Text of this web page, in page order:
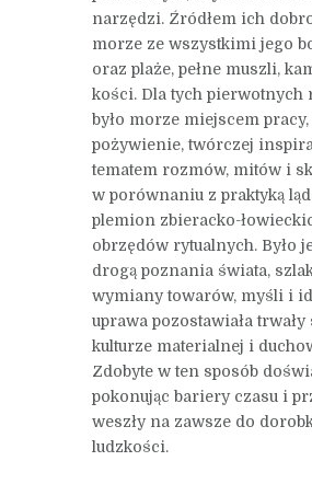
narzędzi. Źródłem ich
morze ze wszystkimi jego
oraz plaże, pełne muszli,
kości. Dla tych pierwotnych
było morze miejscem pracy,
pożywienie, twórczej
tematem rozmów, mitów i
w porównaniu z praktyką
plemion zbieracko-
obrzędów rytualnych. Było
drogą poznania świata,
wymiany towarów, myśli i
uprawa pozostawiała
kulturze materialnej i
Zdobyte w ten sposób
pokonując bariery czasu i
weszły na zawsze do
ludzkości.